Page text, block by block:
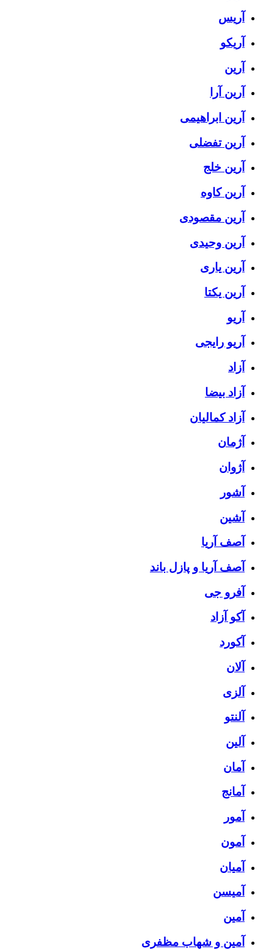
آریس
آریکو
آرین
آرین آرا
آرین ابراهیمی
آرین تفضلی
آرین خلج
آرین کاوه
آرین مقصودی
آرین وحیدی
آرین یاری
آرین یکتا
آریو
آریو رایجی
آزاد
آزاد بیضا
آزاد کمالیان
آژمان
آژوان
آشور
آشین
آصف آریا
آصف آریا و پازل باند
آفرو جی
آکو آزاد
آکورد
آلان
آلزی
آلنتو
آلین
آمان
آمانج
آمور
آمون
آمیان
آمیسن
آمین
آمین و شهاب مظفری